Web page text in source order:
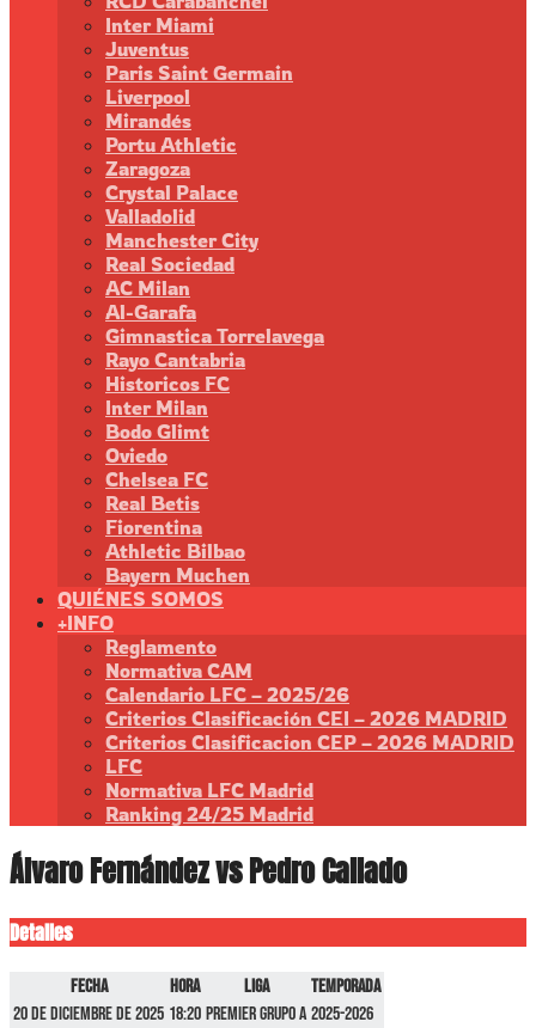
Inter Miami
Juventus
Paris Saint Germain
Liverpool
Mirandés
Portu Athletic
Zaragoza
Crystal Palace
Valladolid
Manchester City
Real Sociedad
AC Milan
Al-Garafa
Gimnastica Torrelavega
Rayo Cantabria
Historicos FC
Inter Milan
Bodo Glimt
Oviedo
Chelsea FC
Real Betis
Fiorentina
Athletic Bilbao
Bayern Muchen
QUIÉNES SOMOS
+INFO
Reglamento
Normativa CAM
Calendario LFC – 2025/26
Criterios Clasificación CEI – 2026 MADRID
Criterios Clasificacion CEP – 2026 MADRID
LFC
Normativa LFC Madrid
Ranking 24/25 Madrid
Álvaro Fernández vs Pedro Callado
Detalles
Fecha Hora Liga
Temporada
20 de diciembre de 2025 18:20 Premier GRUPO A 2025-2026